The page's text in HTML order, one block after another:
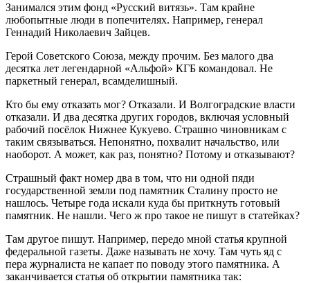
Занимался этим фонд «Русский витязь». Там крайне
любопытные люди в попечителях. Например, генерал
Геннадий Николаевич Зайцев.
Герой Советского Союза, между прочим. Без малого два
десятка лет легендарной «Альфой» КГБ командовал. Не
паркетный генерал, всамделишный.
Кто бы ему отказать мог? Отказали. И Волгоградские власти
отказали. И два десятка других городов, включая условный
рабочий посёлок Нижнее Кукуево. Страшно чиновникам с
таким связываться. Непонятно, похвалит начальство, или
наоборот. А может, как раз, понятно? Потому и отказывают?
Страшный факт номер два в том, что ни одной пяди
государственной земли под памятник Сталину просто не
нашлось. Четыре года искали куда бы приткнуть готовый
памятник. Не нашли. Чего ж про такое не пишут в статейках?
Там другое пишут. Например, передо мной статья крупной
федеральной газеты. Даже называть не хочу. Там чуть яд с
пера журналиста не капает по поводу этого памятника. А
заканчивается статья об открытии памятника так: